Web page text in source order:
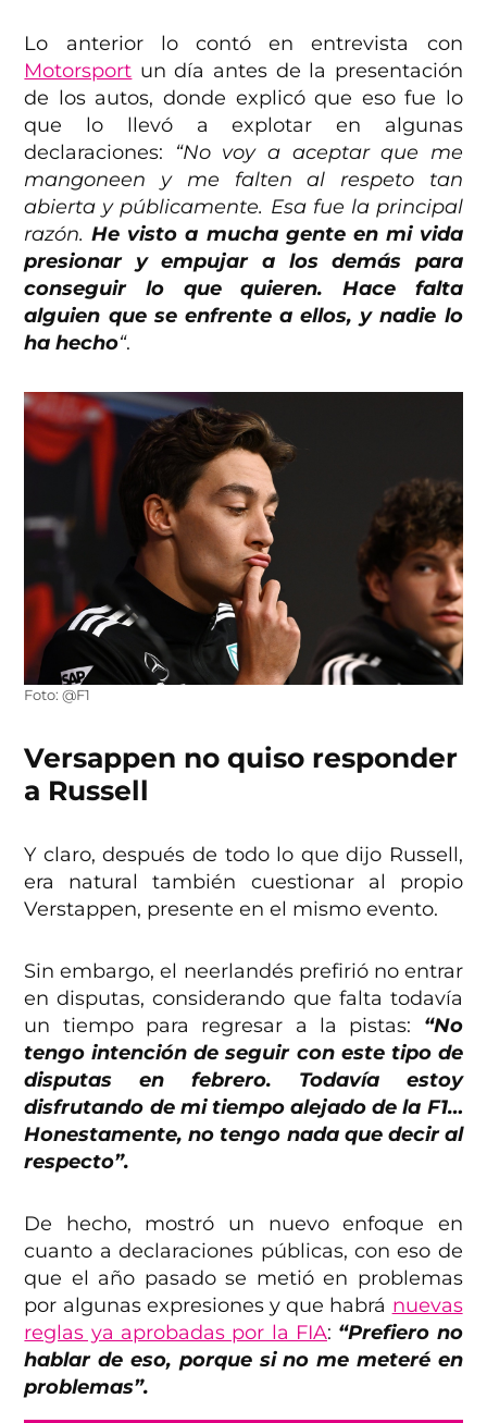
Lo anterior lo contó en entrevista con
Motorsport un día antes de la presentación
de los autos, donde explicó que eso fue lo
que lo llevó a explotar en algunas
declaraciones: “No voy a aceptar que me
mangoneen y me falten al respeto tan
abierta y públicamente. Esa fue la principal
razón.He visto a mucha gente en mi vida
presionar y empujar a los demás para
conseguir lo que quieren. Hace falta
alguien que se enfrente a ellos, y nadie lo
ha hecho“.
Foto: @F1
Versappen no quiso responder
a Russell
Y claro, después de todo lo que dijo Russell,
era natural también cuestionar al propio
Verstappen, presente en el mismo evento.
Sin embargo, el neerlandés prefirió no entrar
en disputas, considerando que falta todavía
un tiempo para regresar a la pistas: “No
tengo intención de seguir con este tipo de
disputas en febrero. Todavía estoy
disfrutando de mi tiempo alejado de la F1…
Honestamente, no tengo nada que decir al
respecto”.
De hecho, mostró un nuevo enfoque en
cuanto a declaraciones públicas, con eso de
que el año pasado se metió en problemas
por algunas expresiones y que habrá nuevas
reglas ya aprobadas por la FIA: “Prefiero no
hablar de eso, porque si no me meteré en
problemas”.